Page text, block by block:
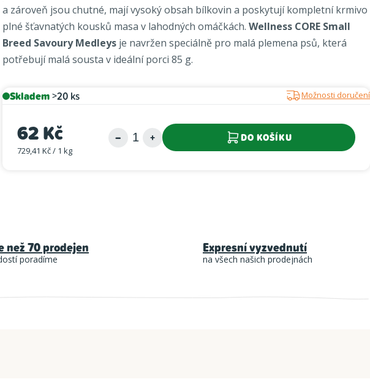
z
5
hvězdiček.
a zároveň jsou chutné, mají vysoký obsah bílkovin a poskytují kompletní krmivo
plné šťavnatých kousků masa v lahodných omáčkách. Wellness CORE Small
Breed Savoury Medleys je navržen speciálně pro malá plemena psů, která
potřebují malá sousta v ideální porci 85 g.
Skladem>20 ks Možnosti doručení
62 Kč
Měrná cena:
729,41 Kč / 1 kg
DO KOŠÍKU
než 70 prodejen
poradíme
Expresní vyzvednutí
na všech našich prodejnách